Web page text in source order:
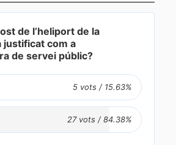
de l’heliport de la
justificat com a
de servei públic?